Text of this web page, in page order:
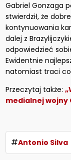
Gabriel Gonzaga
stwierdził, że
kontynuowania
dalej z
odpowiedzieć
Ewidentnie
natomiast traci
Przeczytaj także:
medialnej wojny
#Antonio Silva